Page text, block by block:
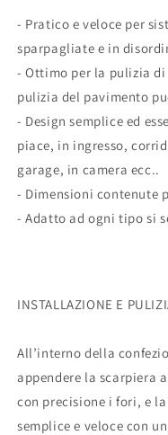
- Pratico e veloce per
sparpagliate e in
- Ottimo per la pulizia
pulizia del pavimento
- Design semplice ed
piace, in ingresso,
garage, in camera ecc..
- Dimensioni contenute
- Adatto ad ogni tipo si
INSTALLAZIONE E
All’interno della
appendere la scarpiera
con precisione i fori, e
semplice e veloce con